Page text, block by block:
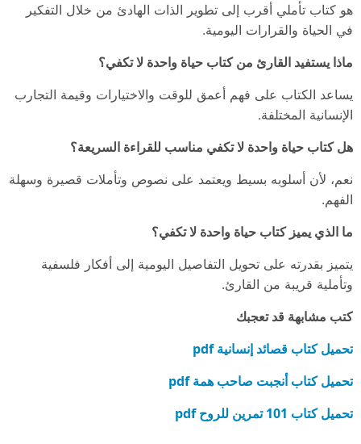
هو كتاب تأملي أقرب إلى تطوير الذات الهادئ من خلال التفكير
في الحياة والقرارات اليومية.
ماذا يستفيد القارئ من كتاب حياة واحدة لا تكفي؟
يساعد الكتاب على فهم أعمق للوقت والاختيارات وقيمة التجارب
الإنسانية المختلفة.
هل كتاب حياة واحدة لا تكفي مناسب للقراءة السريعة؟
نعم، لأن أسلوبه بسيط ويعتمد على نصوص وتأملات قصيرة وسهلة
الفهم.
ما الذي يميز كتاب حياة واحدة لا تكفي؟
يتميز بقدرته على تحويل التفاصيل اليومية إلى أفكار فلسفية
وتأملية قريبة من القارئ.
كتب مشابهة قد تعجبك
تحميل كتاب قصائد إنسانية pdf
تحميل كتاب أنجبت صاحب همة pdf
تحميل كتاب 101 تمرين للروح pdf